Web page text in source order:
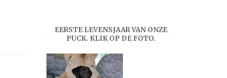
EERSTE LEVENSJAAR VAN ONZE
PUCK. KLIK OP DE FOTO.